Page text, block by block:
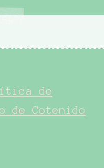
de
de Cotenido